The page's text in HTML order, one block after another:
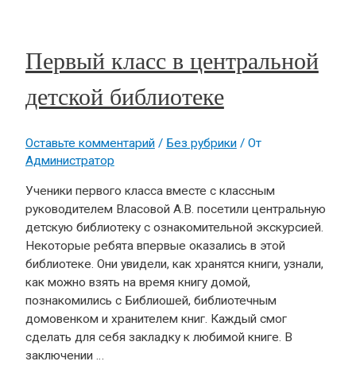
Первый класс в центральной
детской библиотеке
Оставьте комментарий / Без рубрики/ От
Администратор
Ученики первого класса вместе с классным
руководителем Власовой А.В. посетили центральную
детскую библиотеку с ознакомительной экскурсией.
Некоторые ребята впервые оказались в этой
библиотеке. Они увидели, как хранятся книги, узнали,
как можно взять на время книгу домой,
познакомились с Библиошей, библиотечным
домовенком и хранителем книг. Каждый смог
сделать для себя закладку к любимой книге. В
заключении …